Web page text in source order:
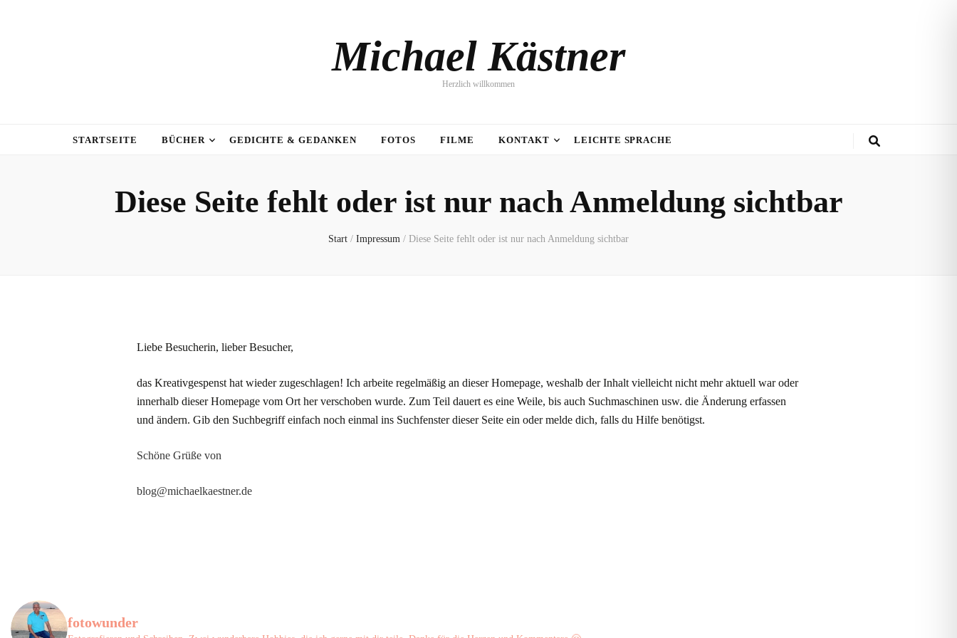
Michael Kästner
Herzlich willkommen
STARTSEITE BÜCHER GEDICHTE & GEDANKEN FOTOS FILME KONTAKT LEICHTE SPRACHE
Diese Seite fehlt oder ist nur nach Anmeldung sichtbar
Start / Impressum / Diese Seite fehlt oder ist nur nach Anmeldung sichtbar
Liebe Besucherin, lieber Besucher,
das Kreativgespenst hat wieder zugeschlagen! Ich arbeite regelmäßig an dieser Homepage, weshalb der Inhalt vielleicht nicht mehr aktuell war oder
innerhalb dieser Homepage vom Ort her verschoben wurde. Zum Teil dauert es eine Weile, bis auch Suchmaschinen usw. die Änderung erfassen
und ändern. Gib den Suchbegriff einfach noch einmal ins Suchfenster dieser Seite ein oder melde dich, falls du Hilfe benötigst.
Schöne Grüße von
blog@michaelkaestner.de
fotowunder